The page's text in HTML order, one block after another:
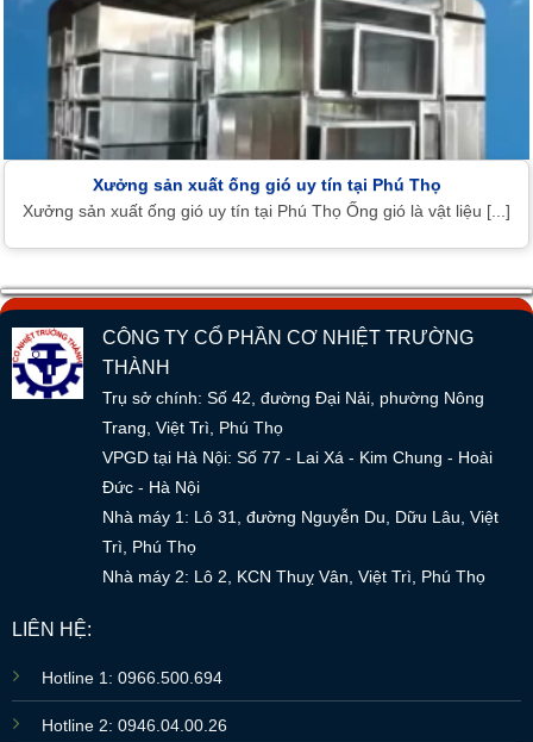
Xưởng sản xuất ống gió uy tín tại Phú Thọ
Xưởng sản xuất ống gió uy tín tại Phú Thọ Ống gió là vật liệu [...]
CÔNG TY CỔ PHẦN CƠ NHIỆT TRƯỜNG
THÀNH
Trụ sở chính: Số 42, đường Đại Nải, phường Nông
Trang, Việt Trì, Phú Thọ
VPGD tại Hà Nội: Số 77 - Lai Xá - Kim Chung - Hoài
Đức - Hà Nội
Nhà máy 1: Lô 31, đường Nguyễn Du, Dữu Lâu, Việt
Trì, Phú Thọ
Nhà máy 2: Lô 2, KCN Thuỵ Vân, Việt Trì, Phú Thọ
LIÊN HỆ:
Hotline 1: 0966.500.694
Hotline 2: 0946.04.00.26